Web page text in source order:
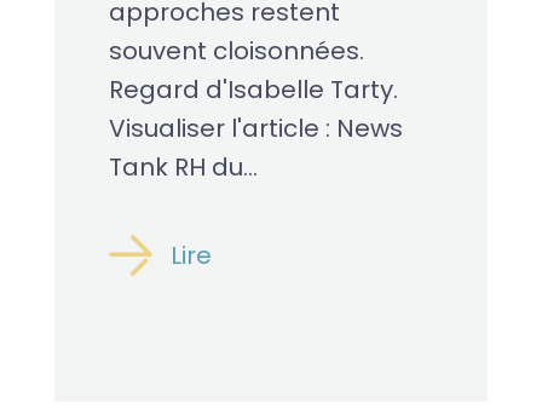
approches restent
souvent cloisonnées.
Regard d'Isabelle Tarty.
Visualiser l'article : News
Tank RH du...
Lire